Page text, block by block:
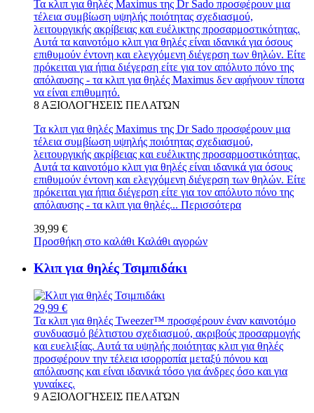
Τα κλιπ για θηλές Maximus της Dr Sado προσφέρουν μια
τέλεια συμβίωση υψηλής ποιότητας σχεδιασμού,
λειτουργικής ακρίβειας και ευέλικτης προσαρμοστικότητας.
Αυτά τα καινοτόμο κλιπ για θηλές είναι ιδανικά για όσους
επιθυμούν έντονη και ελεγχόμενη διέγερση των θηλών. Είτε
πρόκειται για ήπια διέγερση είτε για τον απόλυτο πόνο της
απόλαυσης - τα κλιπ για θηλές Maximus δεν αφήνουν τίποτα
να είναι επιθυμητό.
8 ΑΞΙΟΛΟΓΉΣΕΙΣ ΠΕΛΑΤΏΝ
Τα κλιπ για θηλές Maximus της Dr Sado προσφέρουν μια
τέλεια συμβίωση υψηλής ποιότητας σχεδιασμού,
λειτουργικής ακρίβειας και ευέλικτης προσαρμοστικότητας.
Αυτά τα καινοτόμο κλιπ για θηλές είναι ιδανικά για όσους
επιθυμούν έντονη και ελεγχόμενη διέγερση των θηλών. Είτε
πρόκειται για ήπια διέγερση είτε για τον απόλυτο πόνο της
απόλαυσης - τα κλιπ για θηλές... Περισσότερα
39,99 €
Προσθήκη στο καλάθι Καλάθι αγορών
Κλιπ για θηλές Τσιμπιδάκι
29,99 €
Τα κλιπ για θηλές Tweezer™ προσφέρουν έναν καινοτόμο
συνδυασμό βέλτιστου σχεδιασμού, ακριβούς προσαρμογής
και ευελιξίας. Αυτά τα υψηλής ποιότητας κλιπ για θηλές
προσφέρουν την τέλεια ισορροπία μεταξύ πόνου και
απόλαυσης και είναι ιδανικά τόσο για άνδρες όσο και για
γυναίκες.
9 ΑΞΙΟΛΟΓΉΣΕΙΣ ΠΕΛΑΤΏΝ